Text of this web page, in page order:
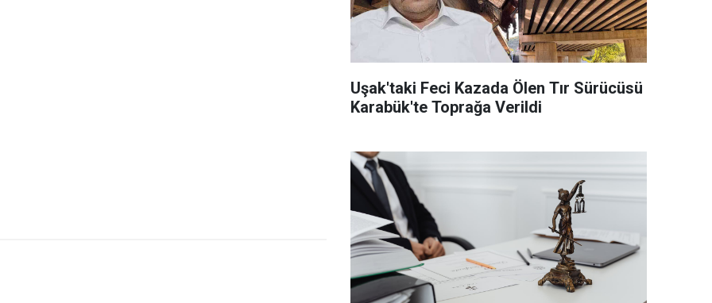
Uşak'taki Feci Kazada Ölen Tır Sürücüsü
Karabük'te Toprağa Verildi